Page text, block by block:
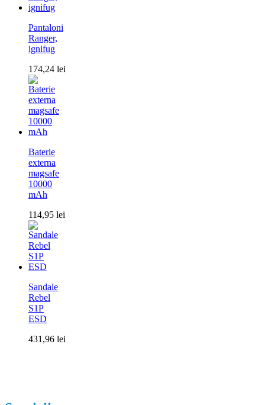
Pantaloni
Ranger,
ignifug
174,24 lei
Baterie
externa
magsafe
10000
mAh
114,95 lei
Sandale
Rebel
S1P
ESD
431,96 lei